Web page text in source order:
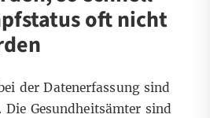
oft nicht
der Datenerfassung sind
Die Gesundheitsämter sind